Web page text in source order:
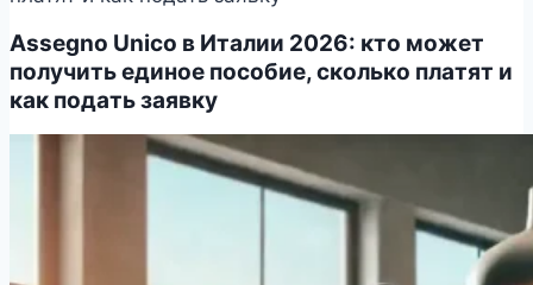
Assegno Unico в Италии 2026: кто может
получить единое пособие, сколько платят и
как подать заявку